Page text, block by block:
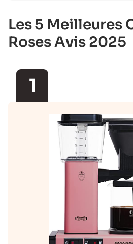
Les 5 Meilleures
Roses Avis 2025
1